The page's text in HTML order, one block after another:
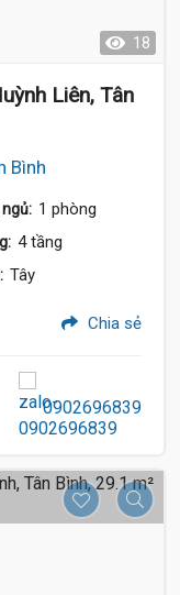
18
Liên, Tân
Bình
1 phòng
4 tầng
Tây
Chia sẻ
0902696839